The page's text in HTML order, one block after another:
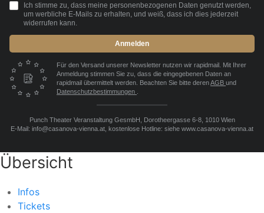
Ich stimme zu, dass meine personenbezogenen Daten genutzt werden,
um werbliche E-Mails zu erhalten, und weiß, dass ich dies jederzeit
widerrufen kann.
Anmelden
Für den Versand unserer Newsletter nutzen wir rapidmail. Mit Ihrer
Anmeldung stimmen Sie zu, dass die eingegebenen Daten an
rapidmail übermittelt werden. Beachten Sie bitte derenAGB und
Datenschutzbestimmungen
Punch Theater Veranstaltung GesmbH, Dorotheergasse 6-8, 1010 Wien
E-Mail: info@casanova-vienna.at, kostenlose Hotline: siehe www.casanova-vienna.at
Übersicht
Infos
Tickets